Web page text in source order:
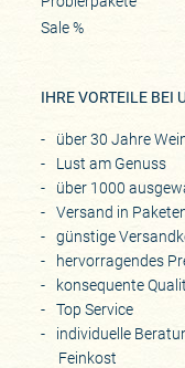
Sale %
IHRE VORTEILE BEI
über 30 Jahre
Lust am Genuss
über 1000
Versand in
günstige
hervorragendes
konsequente
Top Service
individuelle
Feinkost